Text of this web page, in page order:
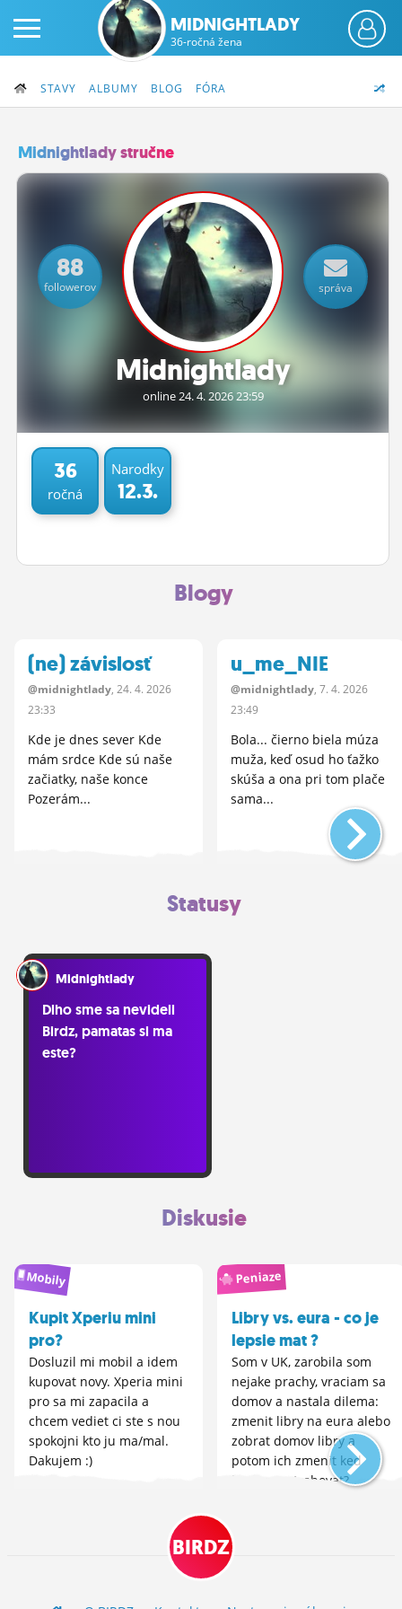
PRIHLÁS SA
ČINŽIAK
FÓRUM
STATUSY
OBRÁZKY
ĽUDIA
MÔJ PROFIL
NASTAVENIA
MIDNIGHTLADY
36-ročná žena
STAVY ALBUMY BLOG FÓRA
Midnightlady stručne
Midnightlady
online 24.4.2026 23:59
88
followerov správa
36
ročná
Narodky
12.3.
Blogy
(ne) závislosť
@midnightlady, 24. 4. 2026
23:33
Kde je dnes sever Kde
mám srdce Kde sú naše
začiatky, naše konce
Pozerám...
u_me_NIE
@midnightlady, 7. 4. 2026
23:49
Bola... čierno biela múza
muža, keď osud ho ťažko
skúša a ona pri tom plače
sama...
Statusy
Midnightlady
Dlho sme sa nevideli
Birdz, pamatas si ma
este?
Diskusie
Mobily
Kupit Xperiu mini
pro?
Dosluzil mi mobil a idem
kupovat novy. Xperia mini
pro sa mi zapacila a
chcem vediet ci ste s nou
spokojni kto ju ma/mal.
Dakujem :)
Peniaze
Libry vs. eura - co je
lepsie mat ?
Som v UK, zarobila som
nejake prachy, vraciam sa
domov a nastala dilema:
zmenit libry na eura alebo
zobrat domov libry a
potom ich zmenit ked
budem potrebovat?
vyhodnejsie, ked je teraz
to...
BIRDZ